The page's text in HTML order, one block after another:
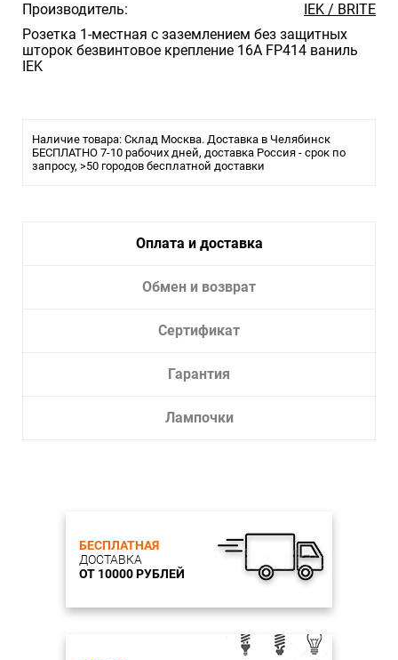
Производитель:
IEK / BRITE
Розетка 1-местная с заземлением без защитных
шторок безвинтовое крепление 16А FP414 ваниль
IEK
Наличие товара: Склад Москва. Доставка в Челябинск
БЕСПЛАТНО 7-10 рабочих дней, доставка Россия - срок по
запросу, >50 городов бесплатной доставки
Оплата и доставка
Обмен и возврат
Сертификат
Гарантия
Лампочки
БЕСПЛАТНАЯ
ДОСТАВКА
ОТ 10000 РУБЛЕЙ